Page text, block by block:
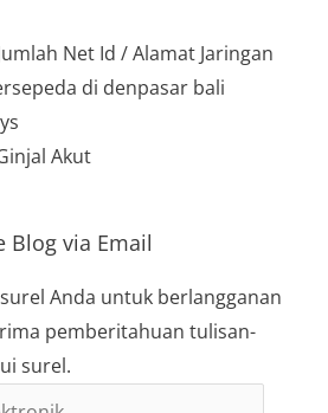
Net Id / Alamat Jaringan
di denpasar bali
Akut
Blog via Email
Anda untuk berlangganan
pemberitahuan tulisan-
surel.